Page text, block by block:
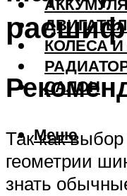
КОЛЕСА
САЛОН
Меню
Так как
геометрии
знать